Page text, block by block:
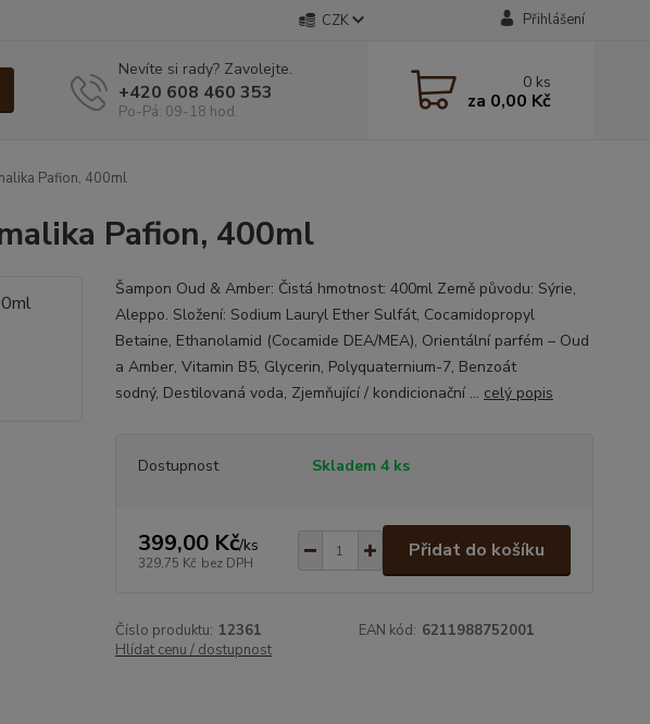
CZK Přihlášení
Nevíte si rady? Zavolejte.
+420 608 460 353
Po-Pá: 09-18 hod.
0 ks
za 0,00 Kč
Pafion, 400ml
Pafion, 400ml
Šampon Oud & Amber: Čistá hmotnost: 400ml Země původu: Sýrie,
Aleppo. Složení: Sodium Lauryl Ether Sulfát, Cocamidopropyl
Betaine, Ethanolamid (Cocamide DEA/MEA), Orientální parfém – Oud
a Amber, Vitamin B5, Glycerin, Polyquaternium-7, Benzoát
sodný, Destilovaná voda, Zjemňující / kondicionační ... celý popis
Dostupnost Skladem 4 ks
399,00 Kč/ks
329,75 Kč bez DPH
Přidat do košíku
Číslo produktu: 12361 EAN kód: 6211988752001
Hlídat cenu / dostupnost